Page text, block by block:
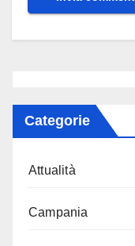
Categorie
Attualità
Campania